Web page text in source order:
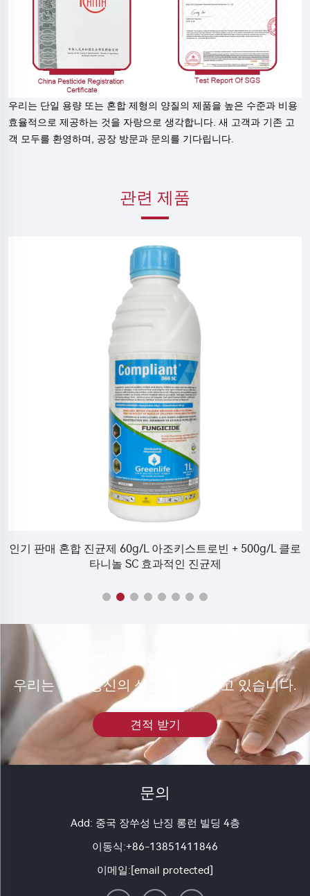
우리는 단일 용량 또는 혼합 제형의 양질의 제품을 높은 수준과 비용
효율적으로 제공하는 것을 자랑으로 생각합니다. 새 고객과 기존 고
객 모두를 환영하며, 공장 방문과 문의를 기다립니다.
관련 제품
인기 판매 혼합 진균제 60g/L 아조키스트로빈 + 500g/L 클로
타니놀 SC 효과적인 진균제
우리는 항상 당신의 상담을 기다리고 있습니다.
견적 받기
문의
Add: 중국 장쑤성 난징 롱런 빌딩 4층
이동식:+86-13851411846
이메일:[email protected]